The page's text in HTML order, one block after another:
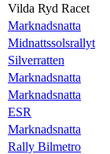
Vilda Ryd Racet
Marknadsnatta
Midnattssolsrallyt
Silverratten
Marknadsnatta
Marknadsnatta
ESR
Marknadsnatta
Rally Bilmetro